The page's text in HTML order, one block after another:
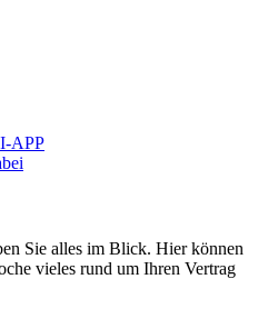
APP
Sie alles im Blick. Hier können
vieles rund um Ihren Vertrag